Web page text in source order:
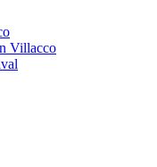
Villacco